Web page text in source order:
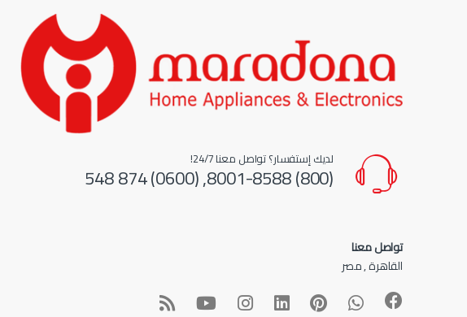
لديك إستفسار؟ تواصل معنا 24/7!
(800) 8001-8588, (0600) 874 548
تواصل معنا
القاهرة , مصر